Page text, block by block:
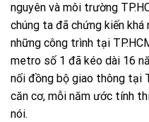
nguyên và môi trường
chúng ta đã chứng kiến khá
những công trình tại
metro số 1 đã kéo dài 16
nối đồng bộ giao thông tại
căn cơ, mỗi năm ước tính
nói.